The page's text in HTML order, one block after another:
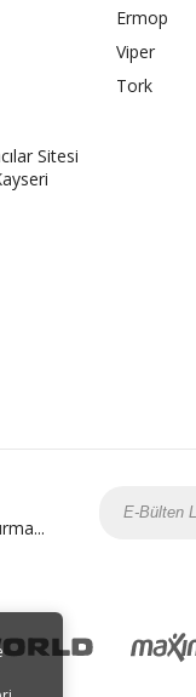
Sitesi
Ermop
Viper
Tork